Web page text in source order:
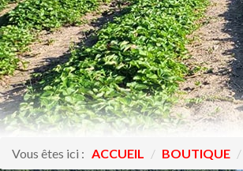
Vous êtes ici : ACCUEIL / BOUTIQUE /